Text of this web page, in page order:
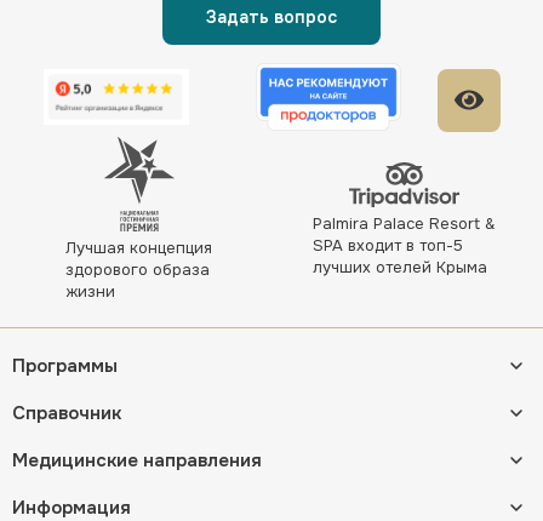
Задать вопрос
Лучшая концепция
здорового образа
жизни
Palmira Palace Resort &
SPA входит в топ-5
лучших отелей Крыма
Программы
Справочник
Медицинские направления
Информация